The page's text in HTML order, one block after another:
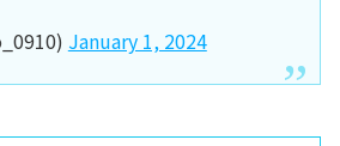
January 1, 2024